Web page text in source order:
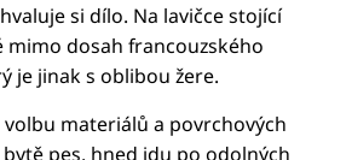
si dílo. Na lavičce stojící
mimo dosah francouzského
je jinak s oblibou žere.
materiálů a povrchových
bytě pes, hned jdu po odolných